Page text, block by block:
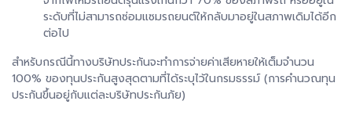
ระดับที่ไม่สามารถซ่อมแซมรถยนต์ให้กลับมาอยู่ในสภาพเดิมได้อีก
ต่อไป
สำหรับกรณีนี้ทางบริษัทประกันจะทำการจ่ายค่าเสียหายให้เต็มจำนวน
100% ของทุนประกันสูงสุดตามที่ได้ระบุไว้ในกรมธรรม์ (การคำนวณทุน
ประกันขึ้นอยู่กับแต่ละบริษัทประกันภัย)